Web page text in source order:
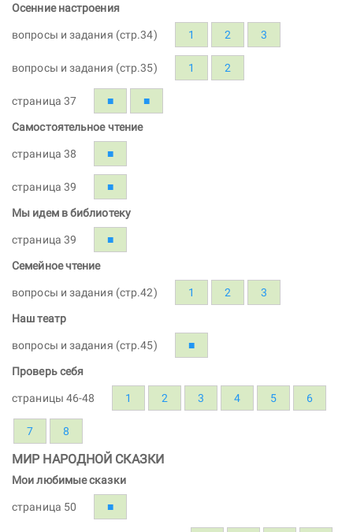
Осенние настроения
вопросы и задания (стр.34) 1 2 3
вопросы и задания (стр.35) 1 2
страница 37 ■ ■
Самостоятельное чтение
страница 38 ■
страница 39 ■
Мы идем в библиотеку
страница 39 ■
Семейное чтение
вопросы и задания (стр.42) 1 2 3
Наш театр
вопросы и задания (стр.45) ■
Проверь себя
страницы 46-48 1 2 3 4 5 6
7 8
МИР НАРОДНОЙ СКАЗКИ
Мои любимые сказки
страница 50 ■